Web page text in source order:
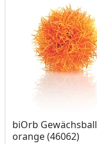
biOrb Gewächsball
orange (46062)
Produkt am Lager